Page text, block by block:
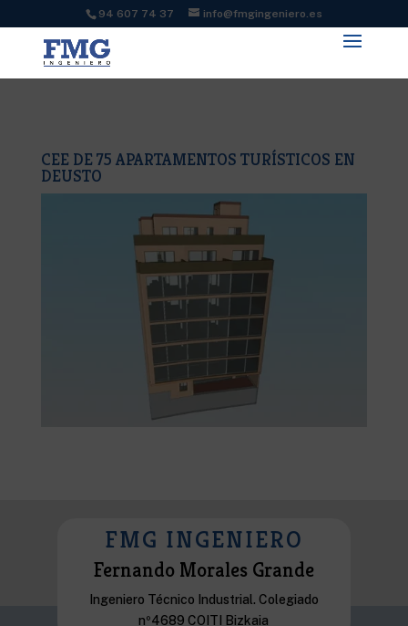
94 607 74 37 info@fmgingeniero.es
CEE DE 75 APARTAMENTOS TURÍSTICOS EN
DEUSTO
FMG INGENIERO
Fernando Morales Grande
Ingeniero Técnico Industrial. Colegiado
nº4689 COITI Bizkaia